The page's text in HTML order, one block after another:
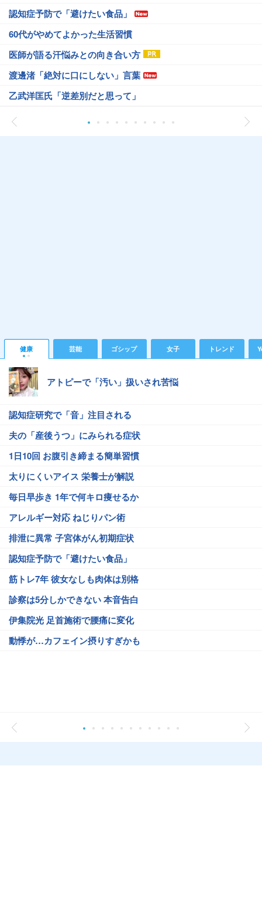
認知症予防で「避けたい食品」
60代がやめてよかった生活習慣
医師が語る汗悩みとの向き合い方
渡邊渚「絶対に口にしない」言葉
乙武洋匡氏「逆差別だと思って」
健康 芸能 ゴシップ 女子 トレンド
アトピーで「汚い」扱いされ苦悩
認知症研究で「音」注目される
夫の「産後うつ」にみられる症状
1日10回 お腹引き締まる簡単習慣
太りにくいアイス 栄養士が解説
毎日早歩き 1年で何キロ痩せるか
アレルギー対応 ねじりパン術
排泄に異常 子宮体がん初期症状
認知症予防で「避けたい食品」
筋トレ7年 彼女なしも肉体は別格
診察は5分しかできない 本音告白
伊集院光 足首施術で腰痛に変化
動悸が…カフェイン摂りすぎかも